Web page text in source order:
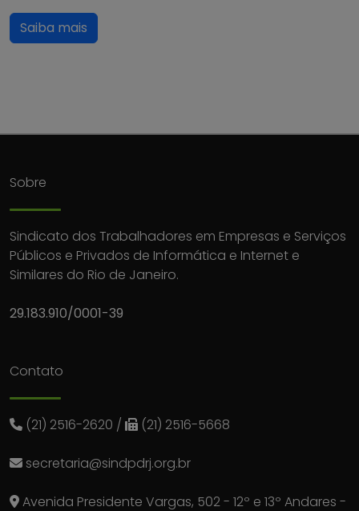
Saiba mais
Sobre
Sindicato dos Trabalhadores em Empresas e Serviços
Públicos e Privados de Informática e Internet e
Similares do Rio de Janeiro.
29.183.910/0001-39
Contato
(21) 2516-2620 / (21) 2516-5668
secretaria@sindpdrj.org.br
Avenida Presidente Vargas, 502 - 12º e 13º Andares -